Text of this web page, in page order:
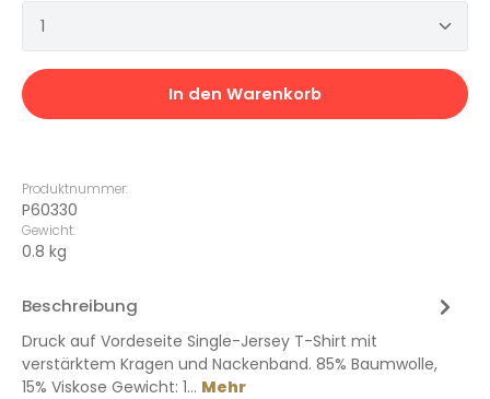
Produkt Anzahl: Gib den gewünschten Wert
In den Warenkorb
Produktnummer:
P60330
Gewicht:
0.8 kg
Beschreibung
Druck auf Vordeseite Single-Jersey T-Shirt mit
verstärktem Kragen und Nackenband. 85% Baumwolle,
15% Viskose Gewicht: 1… Mehr